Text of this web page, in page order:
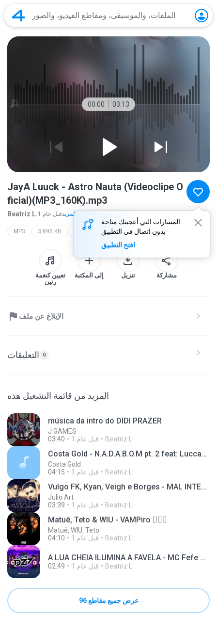
00:00 03:13
المسارات التي أعجبتك متاحة
بدون اتصال في التطبيق
افتح التطبيق
JayA Luuck - Astro Nauta (Videoclipe O
ficial)(MP3_160K).mp3
Beatriz L. 1 قبل عام
MP3 3,895 KB jaya luuck - astro nauta (videoclipe oficial)
تعيين كنغمة
رنين
إلى المكتبة تنزيل مشاركة
الإبلاغ عن ملف
التعليقات 0
المزيد من قائمة التشغيل هذه
música da intro do DIDI PRAZER
Ј GAMES
03:40
1 قبل عام Beatriz L.
Costa Gold - N.A.D.A.B.O.M pt. 2 feat: Luccas Carlos e Don L
Costa Gold
04:15
1 قبل عام Beatriz L.
Vulgo FK, Kyan, Veigh e Borges - MAL INTENCIONADA (Áudio Oficial)
Julio Art
03:39
1 قبل عام Beatriz L.
Matuê, Teto & WIU - VAMPiro 🧛🏽‍♀️
Matuê, WIU, Teto
04:10
1 قبل عام Beatriz L.
A LUA CHEIA ILUMINA A FAVELA - MC Fefe Original (DJ Nog, DJ Lobão ZL e DJ GH7)
02:49 1 قبل عام Beatriz L.
عرض جميع مقاطع 96